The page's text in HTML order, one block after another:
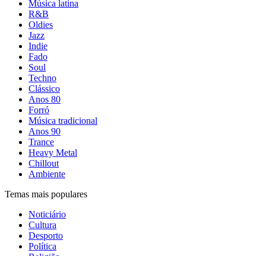
Música latina
R&B
Oldies
Jazz
Indie
Fado
Soul
Techno
Clássico
Anos 80
Forró
Música tradicional
Anos 90
Trance
Heavy Metal
Chillout
Ambiente
Temas mais populares
Noticiário
Cultura
Desporto
Política